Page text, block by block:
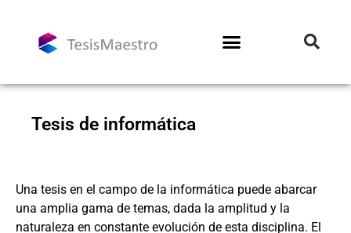
Tesis de informática
Una tesis en el campo de la informática puede abarcar
una amplia gama de temas, dada la amplitud y la
naturaleza en constante evolución de esta disciplina. El